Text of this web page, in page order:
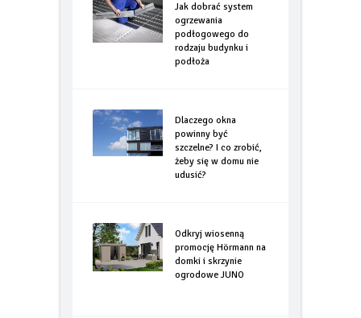
Jak dobrać system
ogrzewania
podłogowego do
rodzaju budynku i
podłoża
Dlaczego okna
powinny być
szczelne? I co zrobić,
żeby się w domu nie
udusić?
Odkryj wiosenną
promocję Hörmann na
domki i skrzynie
ogrodowe JUNO